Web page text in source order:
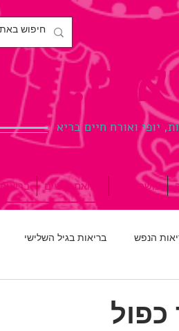
יופי ואורח חיים בריא
כושר גופני רפואת שיניים
הנפש בריאות בגיל השלישי